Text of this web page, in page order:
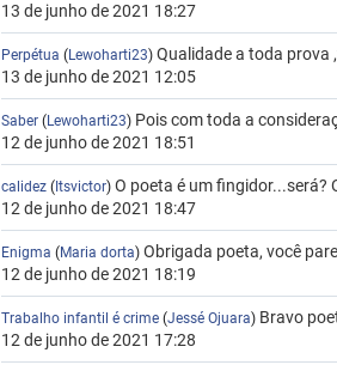
13 de junho de 2021 18:27
Perpétua (Lewoharti23)Qualidade a toda prova
13 de junho de 2021 12:05
Saber (Lewoharti23) Pois com toda a
12 de junho de 2021 18:51
calidez ( Itsvictor)O poeta é um fingidor...será?
12 de junho de 2021 18:47
Enigma (Maria dorta)Obrigada poeta, você
12 de junho de 2021 18:19
Trabalho infantil é crime (Jessé Ojuara) Bravo
12 de junho de 2021 17:28